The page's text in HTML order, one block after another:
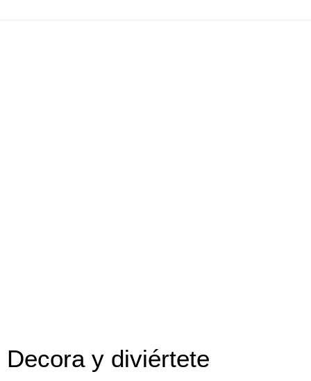
Decora y diviértete